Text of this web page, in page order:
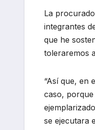
La
integrantes
que he
toleraremos
“Así que, en
caso,
se ejecutara